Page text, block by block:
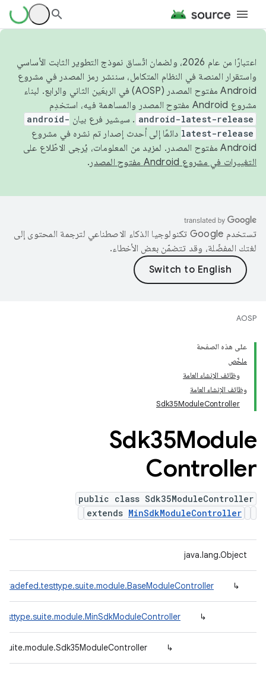
اعتبارًا من عام 2026، ولضمان اتّساق نموذج التطوير الثابت الأساسي
واستقرار المنصة في النظام المتكامل، سننشر رمز المصدر في مشروع
Android مفتوح المصدر (AOSP) في الربعَين الثاني والرابع. لبناء
مشروع Android مفتوح المصدر والمساهمة فيه، استخدِم
android-latest-release . سيشير فرع بيان android-
latest-release دائمًا إلى أحدث إصدار تم نشره في مشروع
Android مفتوح المصدر. لمزيد من المعلومات، يُرجى الاطّلاع على
التغييرات في مشروع Android مفتوح المصدر
.
تستخدم Google تكنولوجيا الذكاء الاصطناعي لترجمة المحتوى إلى
لغتك المفضّلة، وقد تتضمّن بعض الأخطاء.
AOSP
على هذه الصفحة
ملخّص
وظائف الإنشاء العامة
وظائف الإنشاء العامة
Sdk35ModuleController
Sdk35Module
Controller
public class Sdk35ModuleController
extends MinSdkModuleController
java.lang.Object
↳
↳
↳